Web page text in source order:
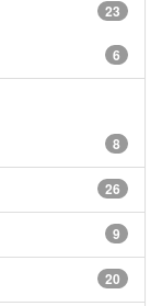
23
6
8
26
9
20